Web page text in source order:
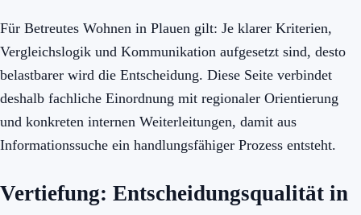
Für Betreutes Wohnen in Plauen gilt: Je klarer Kriterien,
Vergleichslogik und Kommunikation aufgesetzt sind, desto
belastbarer wird die Entscheidung. Diese Seite verbindet
deshalb fachliche Einordnung mit regionaler Orientierung
und konkreten internen Weiterleitungen, damit aus
Informationssuche ein handlungsfähiger Prozess entsteht.
Vertiefung: Entscheidungsqualität in